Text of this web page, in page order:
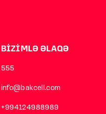
BİZİMLƏ ƏLAQƏ
555
info@bakcell.com
+994124988989